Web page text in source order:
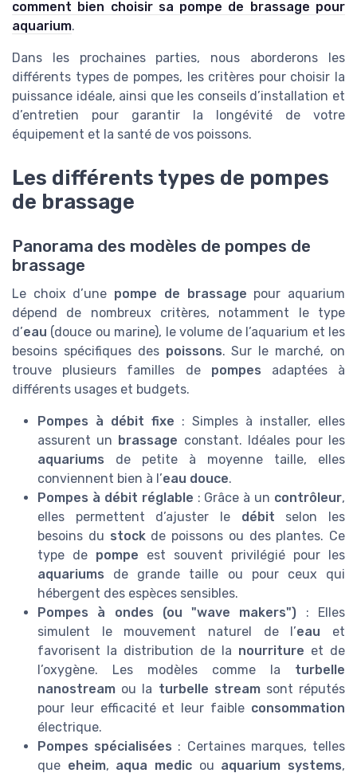
comment bien choisir sa pompe de brassage pour
aquarium.
Dans les prochaines parties, nous aborderons les
différents types de pompes, les critères pour choisir la
puissance idéale, ainsi que les conseils d’installation et
d’entretien pour garantir la longévité de votre
équipement et la santé de vos poissons.
Les différents types de pompes
de brassage
Panorama des modèles de pompes de
brassage
Le choix d’une pompe de brassage pour aquarium
dépend de nombreux critères, notamment le type
d’eau (douce ou marine), le volume de l’aquarium et les
besoins spécifiques des poissons. Sur le marché, on
trouve plusieurs familles de pompes adaptées à
différents usages et budgets.
Pompes à débit fixe : Simples à installer, elles
assurent un brassage constant. Idéales pour les
aquariums de petite à moyenne taille, elles
conviennent bien à l’eau douce.
Pompes à débit réglable : Grâce à un contrôleur,
elles permettent d’ajuster le débit selon les
besoins du stockde poissons ou des plantes. Ce
type de pompe est souvent privilégié pour les
aquariums de grande taille ou pour ceux qui
hébergent des espèces sensibles.
Pompes à ondes (ou "wave makers") : Elles
simulent le mouvement naturel de l’eau et
favorisent la distribution de la nourriture et de
l’oxygène. Les modèles comme la turbelle
nanostream ou la turbelle streamsont réputés
pour leur efficacité et leur faible consommation
électrique.
Pompes spécialisées : Certaines marques, telles
que eheim, aqua medic ou aquarium systems,